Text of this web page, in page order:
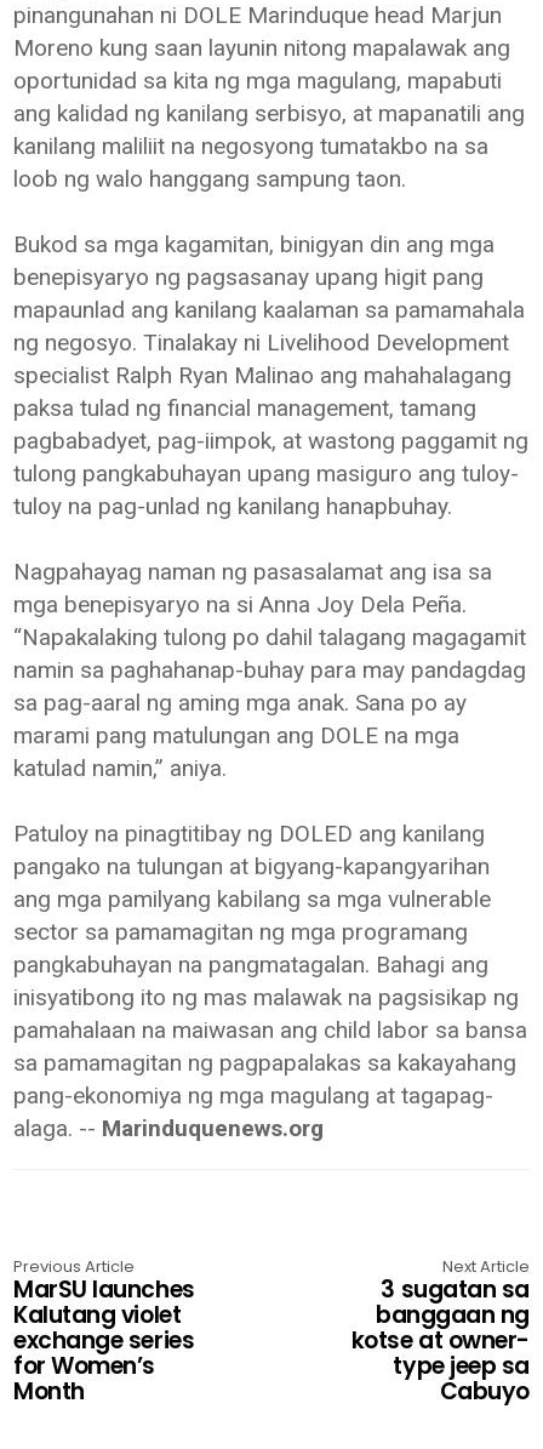
pinangunahan ni DOLE Marinduque head Marjun
Moreno kung saan layunin nitong mapalawak ang
oportunidad sa kita ng mga magulang, mapabuti
ang kalidad ng kanilang serbisyo, at mapanatili ang
kanilang maliliit na negosyong tumatakbo na sa
loob ng walo hanggang sampung taon.
Bukod sa mga kagamitan, binigyan din ang mga
benepisyaryo ng pagsasanay upang higit pang
mapaunlad ang kanilang kaalaman sa pamamahala
ng negosyo. Tinalakay ni Livelihood Development
specialist Ralph Ryan Malinao ang mahahalagang
paksa tulad ng financial management, tamang
pagbabadyet, pag-iimpok, at wastong paggamit ng
tulong pangkabuhayan upang masiguro ang tuloy-
tuloy na pag-unlad ng kanilang hanapbuhay.
Nagpahayag naman ng pasasalamat ang isa sa
mga benepisyaryo na si Anna Joy Dela Peña.
“Napakalaking tulong po dahil talagang magagamit
namin sa paghahanap-buhay para may pandagdag
sa pag-aaral ng aming mga anak. Sana po ay
marami pang matulungan ang DOLE na mga
katulad namin,” aniya.
Patuloy na pinagtitibay ng DOLED ang kanilang
pangako na tulungan at bigyang-kapangyarihan
ang mga pamilyang kabilang sa mga vulnerable
sector sa pamamagitan ng mga programang
pangkabuhayan na pangmatagalan. Bahagi ang
inisyatibong ito ng mas malawak na pagsisikap ng
pamahalaan na maiwasan ang child labor sa bansa
sa pamamagitan ng pagpapalakas sa kakayahang
pang-ekonomiya ng mga magulang at tagapag-
alaga. -- Marinduquenews.org
Previous Article
MarSU launches
Kalutang violet
exchange series
for Women’s
Month
Next Article
3 sugatan sa
banggaan ng
kotse at owner-
type jeep sa
Cabuyo